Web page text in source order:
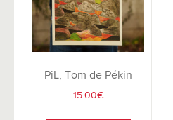
PiL, Tom de Pékin
15.00€